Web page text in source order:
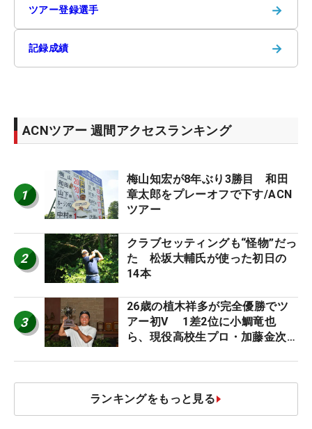
ツアー登録選手 →
記録成績 →
ACNツアー 週間アクセスランキング
1
梅山知宏が8年ぶり3勝目 和田
章太郎をプレーオフで下す/ACN
ツアー
2
クラブセッティングも“怪物”だっ
た 松坂大輔氏が使った初日の
14本
3
26歳の植木祥多が完全優勝でツ
アー初V 1差2位に小鯛竜也
ら、現役高校生プロ・加藤金次郎
ランキングをもっと見る